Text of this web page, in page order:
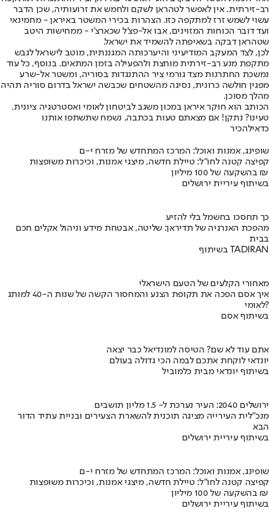
רב-זירתית. אין לאפשר לטהראן לשקם ולחמש את זרועותיה, שכן הדבר
עשוי לשמש זרז למתקפה כזו. הצהרות בכירי המשטר באיראן - מחמינאי
ועד דובר הכוחות המזוינים, אבו אל-פצ'ל שכארצ'י - ממחישות היטב
שטהראן דבקה בשאיפתה להשמיד את ישראל.
לכן, לצד המעקב המודיעיני והיערכותה המגננתית, מוטב לישראל לגבש
מתקפת מנע רב-זירתית מוחצת ולהפעילה בזמן המתאים. בנוסף, כל עוד
נמשכת החתרנות מצד גורמי ציר ההתנגדות בסוריה, ומשטר אל-שרע
מפגין חולשה כרונית, נסיגה מהשטחים שכבשה ישראל בדרום סוריה תהיה
מהלך מסוכן.
הכותב הוא חוקר איראן במכון משגב לביטחון לאומי ואסטרטגיה ציונית.
טעינו? נתקן! אם מצאתם טעות בכתבה, נשמח שתשתפו אותנו
כדאילהכיר
שופינג, אמנות ואוכל: המרכז המתחדש של מזרח י-ם
קפיצה קטנה לחו"ל: טיילת חדשה, מיצגי אמנות, וכיכרות משופצות
בהשקעה של 100 מיליון ₪
בשיתוף עיריית ירושלים
כך תחסכו בחשמל בלי להזיע
מהפכת האנרגיה של תדיראן: שליטה, אבטחת מידע וניהול אקלים חכם
בבית
בשיתוף TADIRAN
מאחורי הקלעים של הטעם הישראלי
איך אסם הפכה את תקופת הצנע והמחסור הקשה של שנות ה-40 למותג
לאומי?
בשיתוף אסם
אתם עוד לא שם? הטיסה למונדיאל כבר יצאה
יונדאי לוקחת אתכם לבמה הכי גדולה בעולם
בשיתוף יונדאי מבית כלמוביל
ירושלים 2040: העיר נערכת ל- 1.5 מליון תושבים
מנכ"לית העירייה מציגה תוכנית להשארת הצעירים ובניית עתיד הדור
הבא
בשיתוף עיריית ירושלים
שופינג, אמנות ואוכל: המרכז המתחדש של מזרח י-ם
קפיצה קטנה לחו"ל: טיילת חדשה, מיצגי אמנות, וכיכרות משופצות
בהשקעה של 100 מיליון ₪
בשיתוף עיריית ירושלים